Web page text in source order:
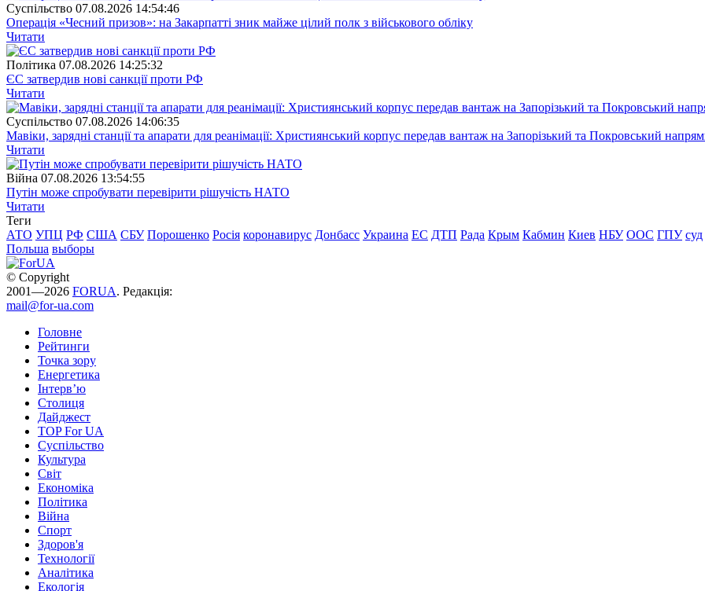
Суспiльство 07.08.2026 14:54:46
Операція «Чесний призов»: на Закарпатті зник майже цілий полк з військового обліку
Читати
Полiтика 07.08.2026 14:25:32
ЄС затвердив нові санкції проти РФ
Читати
Суспiльство 07.08.2026 14:06:35
Мавіки, зарядні станції та апарати для реанімації: Християнський корпус передав вантаж на Запорізький та Покровський
Читати
Війна 07.08.2026 13:54:55
Путін може спробувати перевірити рішучість НАТО
Читати
Теги
АТО УПЦ РФ США СБУ Порошенко Росія коронавирус Донбасс Украина ЕС ДТП Рада Крым Кабмин Киев НБУ ООС ГПУ суд
Польша выборы
© Copyright
2001—2026 FORUA. Редакція:
mail@for-ua.com
Головне
Рейтинги
Точка зору
Енергетика
Інтерв’ю
Столиця
Дайджест
TOP For UA
Суспiльство
Культура
Світ
Економіка
Політика
Війна
Спорт
Здоров'я
Технології
Аналітика
Екологія